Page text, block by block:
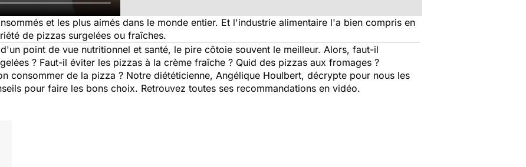
et les plus aimés dans le monde entier. Et l'industrie alimentaire l'a bien compris en
de pizzas surgelées ou fraîches.
point de vue nutritionnel et santé, le pire côtoie souvent le meilleur. Alors, faut-il
? Faut-il éviter les pizzas à la crème fraîche ? Quid des pizzas aux fromages ?
consommer de la pizza ? Notre diététicienne, Angélique Houlbert, décrypte pour nous les
pour faire les bons choix. Retrouvez toutes ses recommandations en vidéo.